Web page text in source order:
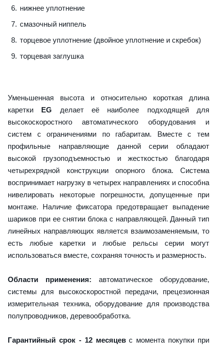
нижнее уплотнение
смазочный ниппель
торцевое уплотнение (двойное уплотнение и скребок)
торцевая заглушка
Уменьшенная высота и относительно короткая длина
каретки EG делает её наиболее подходящей для
высокоскоростного автоматического оборудования и
систем с ограничениями по габаритам. Вместе с тем
профильные направляющие данной серии обладают
высокой грузоподъемностью и жесткостью благодаря
четырехрядной конструкции опорного блока. Система
воспринимает нагрузку в четырех направлениях и способна
нивелировать некоторые погрешности, допущенные при
монтаже. Наличие фиксатора предотвращает выпадение
шариков при ее снятии блока с направляющей. Данный тип
линейных направляющих является взаимозаменяемым, то
есть любые каретки и любые рельсы серии могут
использоваться вместе, сохраняя точность и размерность.
Области применения: автоматическое оборудование,
системы для высокоскоростной передачи, прецезионная
измерительная техника, оборудование для производства
полупроводников, деревообработка.
Гарантийный срок - 12 месяцевс момента покупки при